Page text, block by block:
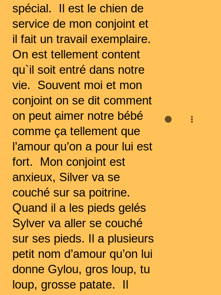
spécial.  Il est le chien de
service de mon conjoint et
il fait un travail exemplaire.
On est tellement content
qu`il soit entré dans notre
vie.  Souvent moi et mon
conjoint on se dit comment
on peut aimer notre bébé
comme ça tellement que
l’amour qu’on a pour lui est
fort.  Mon conjoint est
anxieux, Silver va se
couché sur sa poitrine.
Quand il a les pieds gelés
Sylver va aller se couché
sur ses pieds. Il a plusieurs
petit nom d’amour qu’on lui
donne Gylou, gros loup, tu
loup, grosse patate.  Il